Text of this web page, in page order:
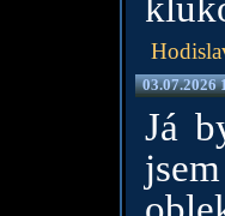
03.07.2026
Já